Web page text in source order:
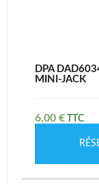
DPA
MINI-JACK
6,00 €